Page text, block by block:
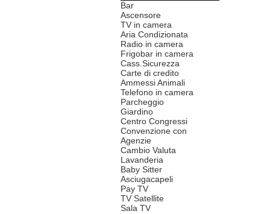
Bar
Ascensore
TV in camera
Aria Condizionata
Radio in camera
Frigobar in camera
Cass.Sicurezza
Carte di credito
Ammessi Animali
Telefono in camera
Parcheggio
Giardino
Centro Congressi
Convenzione con
Agenzie
Cambio Valuta
Lavanderia
Baby Sitter
Asciugacapeli
Pay TV
TV Satellite
Sala TV